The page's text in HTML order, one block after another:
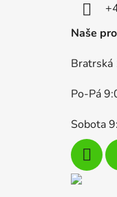
Naše
Po-Pá
Sobota